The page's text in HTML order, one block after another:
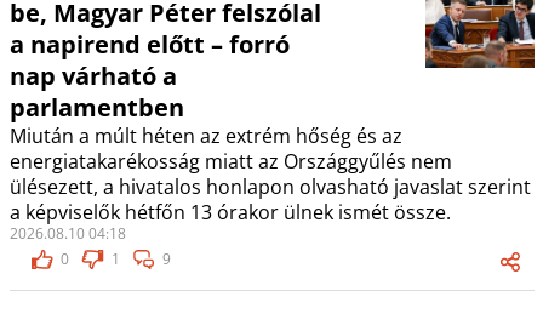
be, Magyar Péter felszólal
a napirend előtt – forró
nap várható a
parlamentben
Miután a múlt héten az extrém hőség és az
energiatakarékosság miatt az Országgyűlés nem
ülésezett, a hivatalos honlapon olvasható javaslat szerint
a képviselők hétfőn 13 órakor ülnek ismét össze.
2026.08.10 04:18
0
1 9